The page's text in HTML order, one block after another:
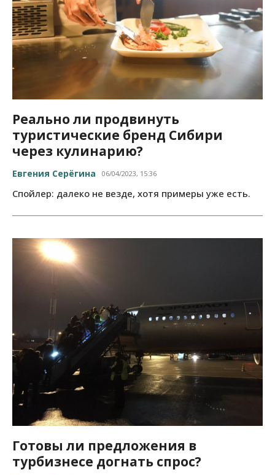
Реально ли продвинуть
туристические бренд Сибири
через кулинарию?
Евгения Серёгина 06/04/2023, 15:36
Спойлер: далеко не везде, хотя примеры уже есть.
Готовы ли предложения в
турбизнесе догнать спрос?